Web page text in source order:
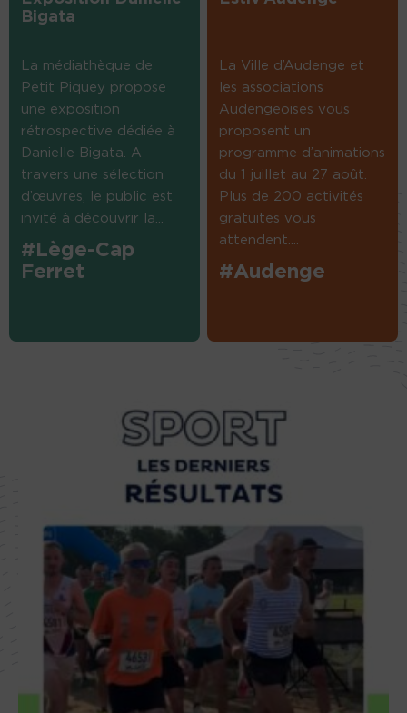
Bigata
La médiathèque de
Petit Piquey propose
une exposition
rétrospective dédiée à
Danielle Bigata. A
travers une sélection
d’œuvres, le public est
invité à découvrir la...
#Lège-Cap
Ferret
La Ville d’Audenge et
les associations
Audengeoises vous
proposent un
programme d’animations
du 1 juillet au 27 août.
Plus de 200 activités
gratuites vous
attendent....
#Audenge